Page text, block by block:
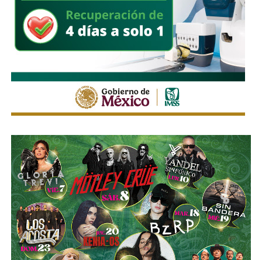
La Avenida Chapultepec tiene varias señales que indican
que ellímite de velocidad es de 50 km/h, algunas casi
borradas -ahí te encargo, Ayuntamiento- pero en los
videos que circularon de autos voladores,en ninguno de
los casos, la velocidad del vehículo estaba por debajo
del límite permitido
.
Sí hubo un fallo grande por parte de lasautoridades
viales municipales que no anunciaron a tiempo el tope